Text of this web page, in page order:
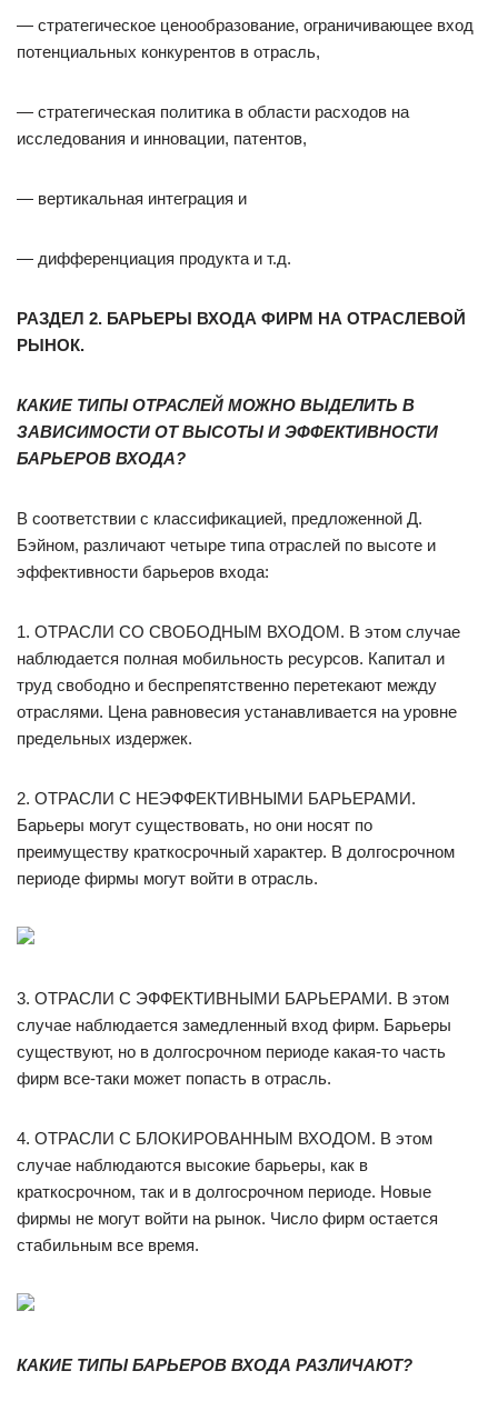
— стратегическое ценообразование, ограничивающее вход
потенциальных конкурентов в отрасль,
— стратегическая политика в области расходов на
исследования и инновации, патентов,
— вертикальная интеграция и
— дифференциация продукта и т.д.
РАЗДЕЛ 2. БАРЬЕРЫ ВХОДА ФИРМ НА ОТРАСЛЕВОЙ
РЫНОК.
КАКИЕ ТИПЫ ОТРАСЛЕЙ МОЖНО ВЫДЕЛИТЬ В
ЗАВИСИМОСТИ ОТ ВЫСОТЫ И ЭФФЕКТИВНОСТИ
БАРЬЕРОВ ВХОДА?
В соответствии с классификацией, предложенной Д.
Бэйном, различают четыре типа отраслей по высоте и
эффективности барьеров входа:
1. ОТРАСЛИ СО СВОБОДНЫМ ВХОДОМ. В этом случае
наблюдается полная мобильность ресурсов. Капитал и
труд свободно и беспрепятственно перетекают между
отраслями. Цена равновесия устанавливается на уровне
предельных издержек.
2. ОТРАСЛИ С НЕЭФФЕКТИВНЫМИ БАРЬЕРАМИ.
Барьеры могут существовать, но они носят по
преимуществу краткосрочный характер. В долгосрочном
периоде фирмы могут войти в отрасль.
3. ОТРАСЛИ С ЭФФЕКТИВНЫМИ БАРЬЕРАМИ. В этом
случае наблюдается замедленный вход фирм. Барьеры
существуют, но в долгосрочном периоде какая-то часть
фирм все-таки может попасть в отрасль.
4. ОТРАСЛИ С БЛОКИРОВАННЫМ ВХОДОМ. В этом
случае наблюдаются высокие барьеры, как в
краткосрочном, так и в долгосрочном периоде. Новые
фирмы не могут войти на рынок. Число фирм остается
стабильным все время.
КАКИЕ ТИПЫ БАРЬЕРОВ ВХОДА РАЗЛИЧАЮТ?